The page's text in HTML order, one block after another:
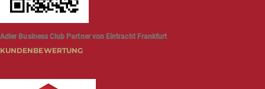
Adler Business Club Partner von Eintracht Frankfurt
KUNDENBEWERTUNG